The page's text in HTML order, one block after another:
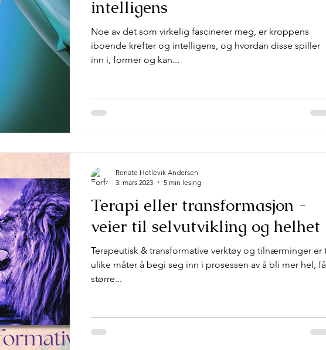
intelligens
Noe av det som virkelig fascinerer meg, er kroppens
iboende krefter og intelligens, og hvordan disse spiller
inn i, former og kan...
Terapi eller transformasjon -
veier til selvutvikling og helhet
Terapeutisk & transformative verktøy og tilnærminger er to
ulike måter å begi seg inn i prosessen av å bli mer hel, få
større...
Renate Hetlevik Andersen
3. mars 2023
5 min lesing